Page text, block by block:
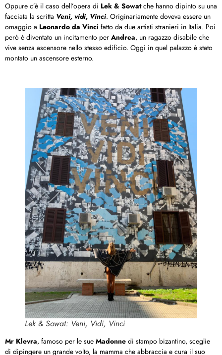
Oppure c’è il caso dell’opera di Lek & Sowatche hanno dipinto su una
facciata la scritta Veni, vidi, Vinci. Originariamente doveva essere un
omaggio a Leonardo da Vinci fatto da due artisti stranieri in Italia. Poi
però è diventato un incitamento per Andrea, un ragazzo disabile che
vive senza ascensore nello stesso edificio. Oggi in quel palazzo è stato
montato un ascensore esterno.
Lek & Sowat: Veni, Vidi, Vinci
Mr Klevra, famoso per le sue Madonne di stampo bizantino, sceglie
di dipingere un grande volto, la mamma che abbraccia e cura il suo